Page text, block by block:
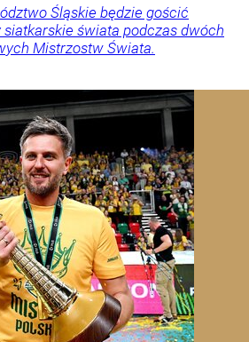
Śląskie będzie gościć
świata podczas dwóch
Mistrzostw Świata.